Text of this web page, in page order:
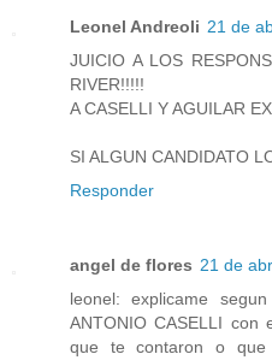
Leonel Andreoli 21 de
JUICIO A LOS
RIVER!!!!!
A CASELLI Y AGUILAR
SI ALGUN CANDIDATO
Responder
angel de flores 21 de
leonel: explicame
ANTONIO CASELLI con
que te contaron o que